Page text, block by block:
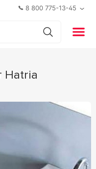
8 800 775-13-45
Hatria